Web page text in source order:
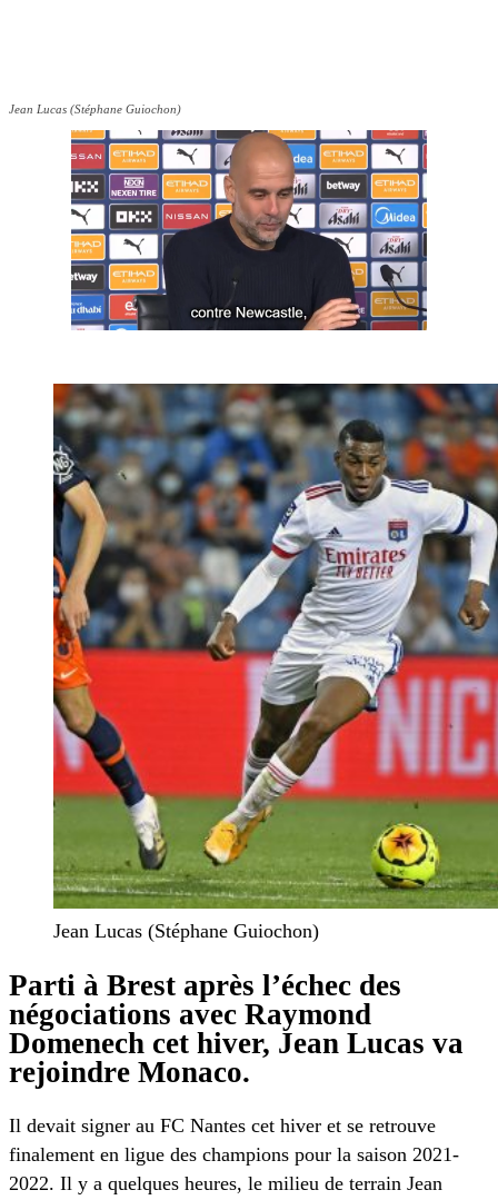
Jean Lucas (Stéphane Guiochon)
Jean Lucas (Stéphane Guiochon)
Parti à Brest après l’échec des
négociations avec Raymond
Domenech cet hiver, Jean Lucas va
rejoindre Monaco.
Il devait signer au FC Nantes cet hiver et se retrouve
finalement en ligue des champions pour la saison 2021-
2022. Il y a quelques heures, le milieu de terrain Jean